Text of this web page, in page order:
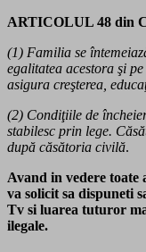
ARTICOLUL 48 din
(1) Familia se
egalitatea acestora şi
asigura creşterea,
(2) Condiţiile de
stabilesc prin lege.
după căsătoria civilă.
Avand in vedere toate
va solicit sa dispuneti
Tv si luarea tuturor
ilegale.